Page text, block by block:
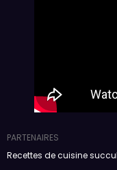
PARTENAIRES
Recettes de cuisine